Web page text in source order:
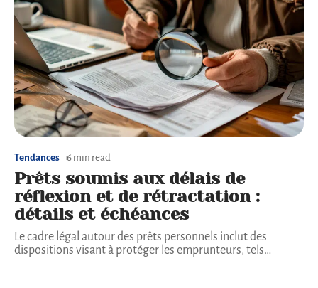
Tendances 6 min read
Prêts soumis aux délais de
réflexion et de rétractation :
détails et échéances
Le cadre légal autour des prêts personnels inclut des
dispositions visant à protéger les emprunteurs, tels…